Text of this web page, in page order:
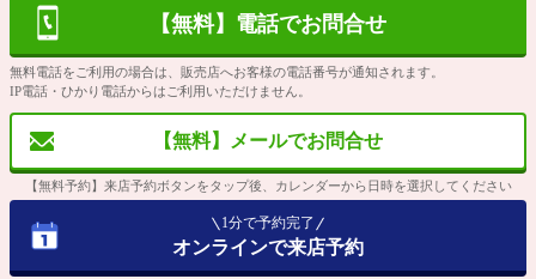
【無料】電話でお問合せ
無料電話をご利用の場合は、販売店へお客様の電話番号が通知されます。
IP電話・ひかり電話からはご利用いただけません。
【無料】メールでお問合せ
【無料予約】来店予約ボタンをタップ後、カレンダーから日時を選択してください
1分で予約完了
オンラインで来店予約